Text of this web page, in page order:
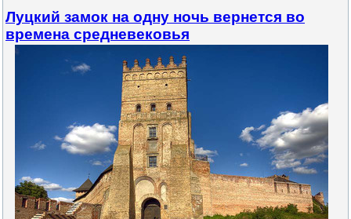
Луцкий замок на одну ночь вернется во
времена средневековья